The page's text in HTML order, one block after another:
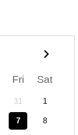
Fri Sat
31 1
7 8